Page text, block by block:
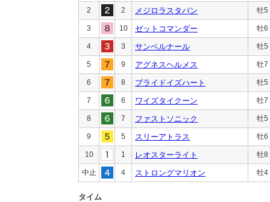
2 2 メジロラスタバン 牡5
3 10 ゼットコマンダー 牡6
4 3 サンベルナール 牡5
5 9 アグネスヘルメス 牡7
6 8 プライドイズハート 牡5
7 6 ワイズタイクーン 牡7
8 7 ファストソニック 牡5
9 5 スリーアトラス 牡6
10 1 レオスターライト 牡8
中止 4 ストロングマリオン 牡4
タイム